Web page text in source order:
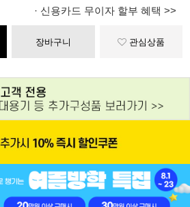
· 신용카드 무이자 할부 혜택 >>
장바구니 관심상품